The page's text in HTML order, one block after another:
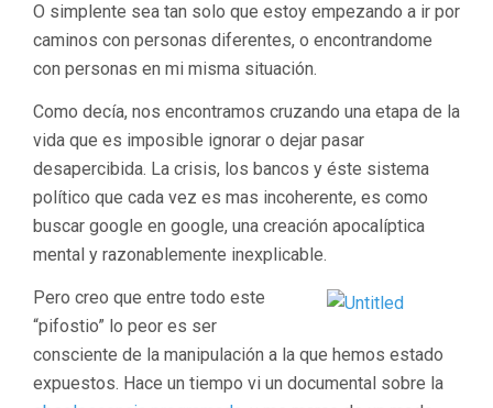
O simplente sea tan solo que estoy empezando a ir por
caminos con personas diferentes, o encontrandome
con personas en mi misma situación.
Como decía, nos encontramos cruzando una etapa de la
vida que es imposible ignorar o dejar pasar
desapercibida. La crisis, los bancos y éste sistema
político que cada vez es mas incoherente, es como
buscar google en google, una creación apocalíptica
mental y razonablemente inexplicable.
Pero creo que entre todo este
“pifostio” lo peor es ser
consciente de la manipulación a la que hemos estado
expuestos. Hace un tiempo vi un documental sobre la